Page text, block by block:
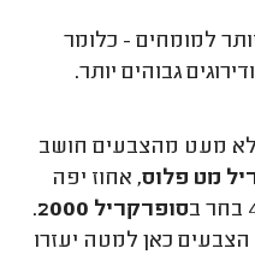
למומחים - כלומר
גבוהים יותר.
לא מעט מהצבעים חושב
מט פלוס, אחוז יפה
סופרקריל 2000
.
כאן למטה יעזרו